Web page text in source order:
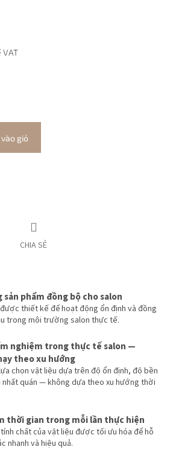
VAT
vào giỏ
CHIA SẺ
sản phẩm đồng bộ cho salon
thiết kế để hoạt động ổn định và đồng
trong môi trường salon thực tế.
nghiệm trong thực tế salon —
theo xu hướng
chọn vật liệu dựa trên độ ổn định, độ bền
nhất quán — không dựa theo xu hướng thời
thời gian trong mỗi lần thực hiện
chất của vật liệu được tối ưu hóa để hỗ
nhanh và hiệu quả.